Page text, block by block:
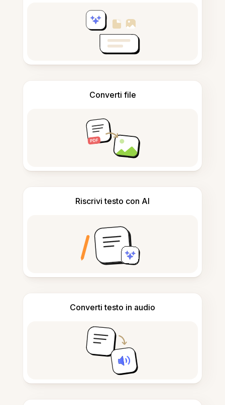
Converti file
Riscrivi testo con AI
Converti testo in audio